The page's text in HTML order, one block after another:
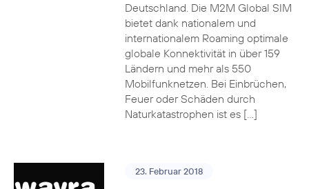
Deutschland. Die M2M Global SIM
bietet dank nationalem und
internationalem Roaming optimale
globale Konnektivität in über 159
Ländern und mehr als 550
Mobilfunknetzen. Bei Einbrüchen,
Feuer oder Schäden durch
Naturkatastrophen ist es […]
23. Februar 2018